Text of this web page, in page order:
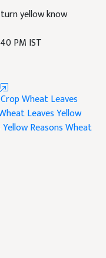
yellow know
PM IST
Wheat Leaves
LeavesYellow
ReasonsWheat